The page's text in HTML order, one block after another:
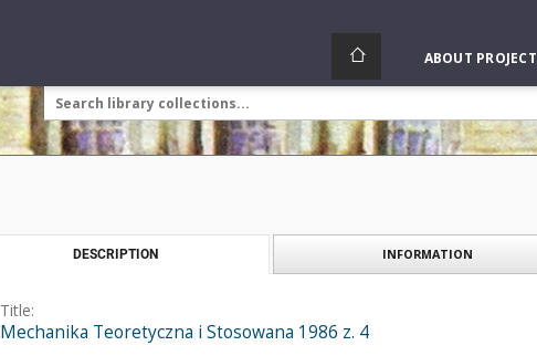
ABOUT PROJECT
DESCRIPTION INFORMATION
Title:
Mechanika Teoretyczna i Stosowana 1986 z. 4